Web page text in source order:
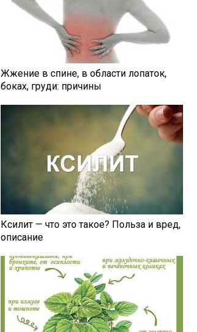
Жжение в спине, в области лопаток,
боках, груди: причины
Ксилит — что это такое? Польза и вред,
описание